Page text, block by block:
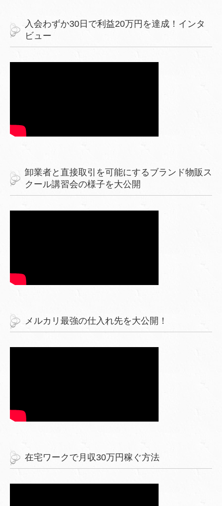
入会わずか30日で利益20万円を達成！インタ
ビュー
卸業者と直接取引を可能にするブランド物販ス
クール講習会の様子を大公開
メルカリ最強の仕入れ先を大公開！
在宅ワークで月収30万円稼ぐ方法